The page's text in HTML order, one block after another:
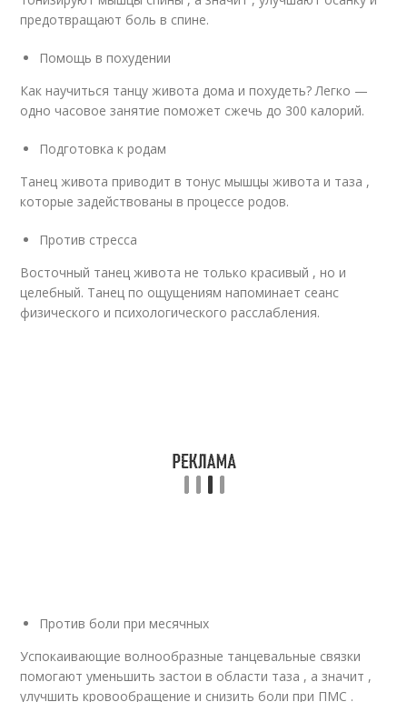
предотвращают боль в спине.
Помощь в похудении
Как научиться танцу живота дома и похудеть? Легко —
одно часовое занятие поможет сжечь до 300 калорий.
Подготовка к родам
Танец живота приводит в тонус мышцы живота и таза ,
которые задействованы в процессе родов.
Против стресса
Восточный танец живота не только красивый , но и
целебный. Танец по ощущениям напоминает сеанс
физического и психологического расслабления.
Против боли при месячных
Успокаивающие волнообразные танцевальные связки
помогают уменьшить застои в области таза , а значит ,
улучшить кровообращение и снизить боли при ПМС .